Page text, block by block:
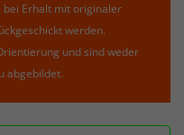
bei Erhalt mit originaler
werden.
und sind weder
abgebildet.